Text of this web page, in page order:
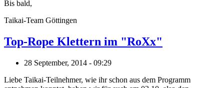
Bis bald,
Taikai-Team Göttingen
Top-Rope Klettern im "RoXx"
28 September, 2014 - 09:29
Liebe Taikai-Teilnehmer, wie ihr schon aus dem Programm